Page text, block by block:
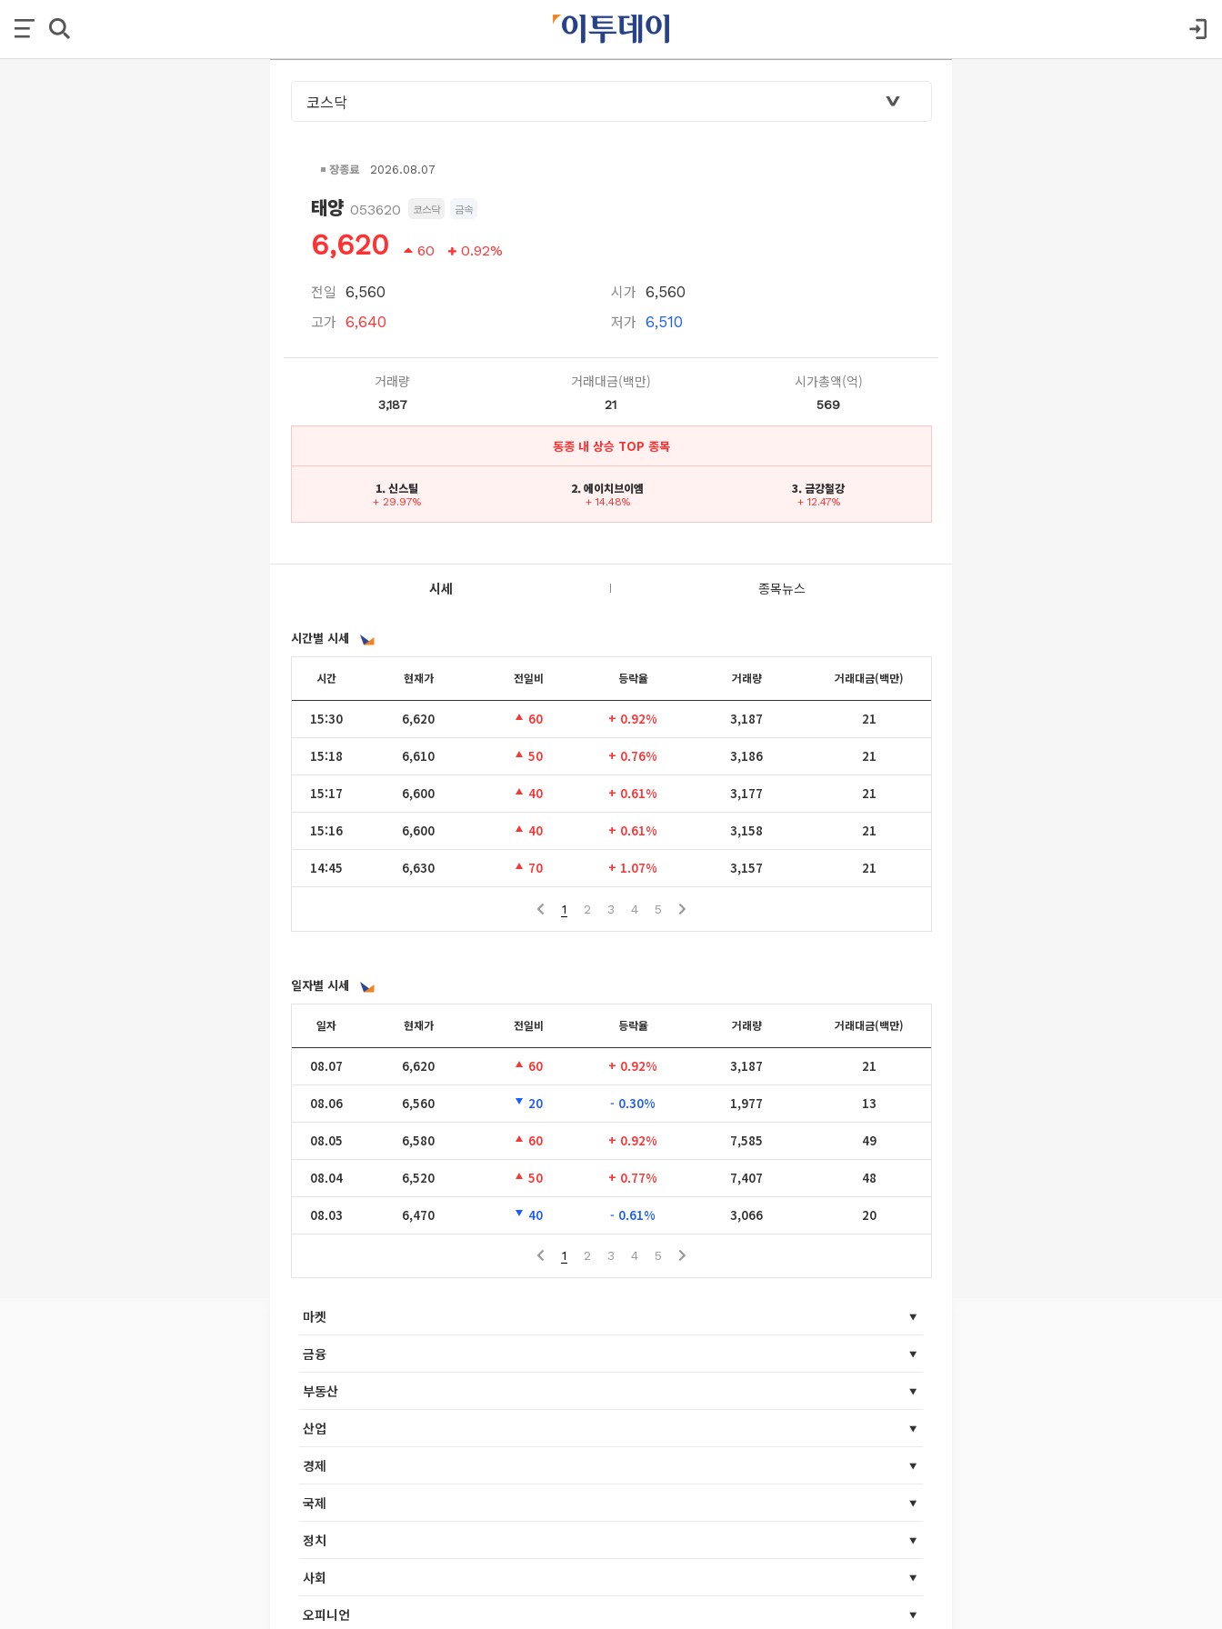
장종료 2026.08.07
태양 053620 코스닥 금속
6,620 60 0.92%
전일 6,560
고가 6,640
시가 6,560
저가 6,510
거래량
3,187
거래대금(백만)
21
시가총액(억)
569
동종 내 상승 TOP 종목
1. 신스틸
+ 29.97%
2. 에이치브이엠
+ 14.48%
3. 금강철강
+ 12.47%
시세 종목뉴스
시간별 시세
시간 현재가 전일비 등락율 거래량 거래대금(백만)
15:30 6,620 60 + 0.92% 3,187 21
15:18 6,610 50 + 0.76% 3,186 21
15:17 6,600 40 + 0.61% 3,177 21
15:16 6,600 40 + 0.61% 3,158 21
14:45 6,630 70 + 1.07% 3,157 21
1 2 3 4 5
일자별 시세
일자 현재가 전일비 등락율 거래량 거래대금(백만)
08.07 6,620 60 + 0.92% 3,187 21
08.06 6,560 20 - 0.30% 1,977 13
08.05 6,580 60 + 0.92% 7,585 49
08.04 6,520 50 + 0.77% 7,407 48
08.03 6,470 40 - 0.61% 3,066 20
1 2 3 4 5
마켓
금융
부동산
산업
경제
국제
정치
사회
오피니언